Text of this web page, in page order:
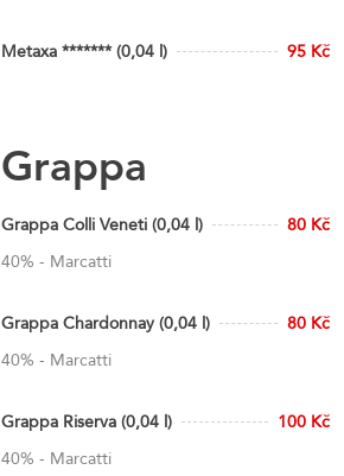
Metaxa ******* (0,04 l) 95 Kč
Grappa
Grappa Colli Veneti (0,04 l)
80 Kč
40% - Marcatti
Grappa Chardonnay (0,04 l)
80 Kč
40% - Marcatti
Grappa Riserva (0,04 l)
100 Kč
40% - Marcatti